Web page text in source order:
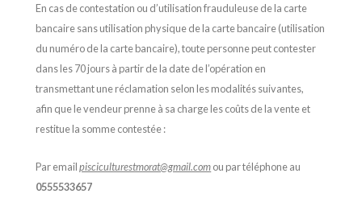
En cas de contestation ou d’utilisation frauduleuse de la carte
bancaire sans utilisation physique de la carte bancaire (utilisation
du numéro de la carte bancaire), toute personne peut contester
dans les 70 jours à partir de la date de l’opération en
transmettant une réclamation selon les modalités suivantes,
afin que le vendeur prenne à sa charge les coûts de la vente et
restitue la somme contestée :
Par emailpisciculturestmorat@gmail.comou par téléphone au
0555533657